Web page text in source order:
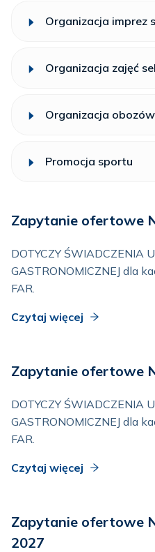
Zapytanie ofertowe
DOTYCZY ŚWIADCZENIA
GASTRONOMICZNEJ dla
FAR.
Czytaj więcej
Zapytanie ofertowe
DOTYCZY ŚWIADCZENIA
GASTRONOMICZNEJ dla
FAR.
Czytaj więcej
Zapytanie ofertowe
2027
Organizacja imprez
Organizacja zajęć
Organizacja
Promocja sportu